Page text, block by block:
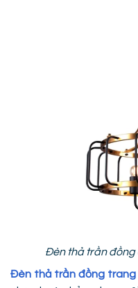
Đèn thả trần đồng
Đèn thả trần đồng trang